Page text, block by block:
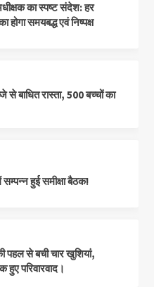
का स्पष्ट संदेश: हर
होगा समयबद्ध एवं निष्पक्ष
से बाधित रास्ता, 500 बच्चों का
हुई समीक्षा बैठक!
पहल से बची चार खुशियां,
परिवारवाद।